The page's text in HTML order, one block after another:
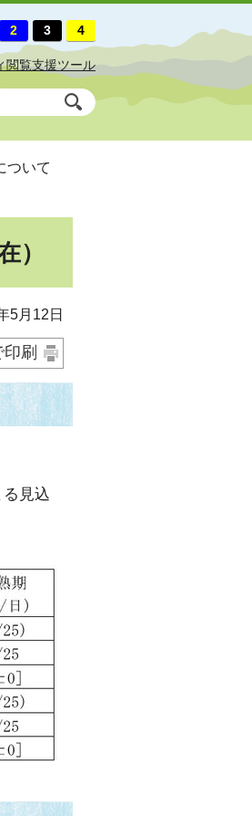
閲覧支援ツール
ついて
）
5月12日
刷
見込